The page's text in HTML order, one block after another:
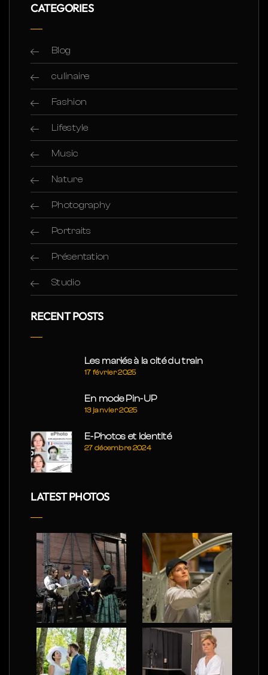
CATEGORIES
Blog
culinaire
Fashion
Lifestyle
Music
Nature
Photography
Portraits
Présentation
Studio
RECENT POSTS
Les mariés à la cité du train
17 février 2025
En mode Pin-UP
13 janvier 2025
E-Photos et Identité
27 décembre 2024
LATEST PHOTOS